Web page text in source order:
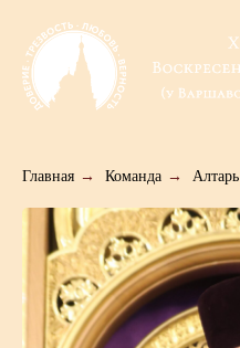
Главная → Команда → Алтарь